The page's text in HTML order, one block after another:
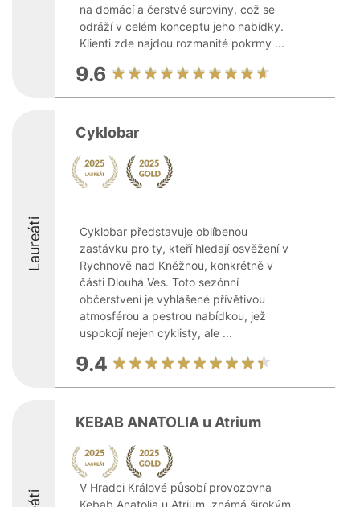
na domácí a čerstvé suroviny, což se
odráží v celém konceptu jeho nabídky.
Klienti zde najdou rozmanité pokrmy ...
9.6
Laureáti
Cyklobar
Cyklobar představuje oblíbenou
zastávku pro ty, kteří hledají osvěžení v
Rychnově nad Kněžnou, konkrétně v
části Dlouhá Ves. Toto sezónní
občerstvení je vyhlášené přívětivou
atmosférou a pestrou nabídkou, jež
uspokojí nejen cyklisty, ale ...
9.4
KEBAB ANATOLIA u Atrium
V Hradci Králové působí provozovna
Kebab Anatolia u Atrium, známá širokým